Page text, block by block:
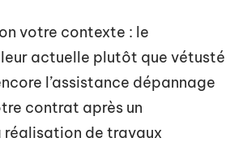
votre contexte : le
actuelle plutôt que vétusté
l’assistance dépannage
contrat après un
réalisation de travaux